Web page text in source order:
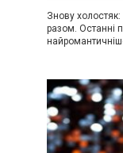
Знову
разом. Останні